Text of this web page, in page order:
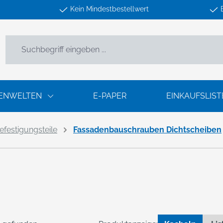
Kein Mindestbestellwert
E-PAPER
Fassadenbauschrauben Dichtscheiben